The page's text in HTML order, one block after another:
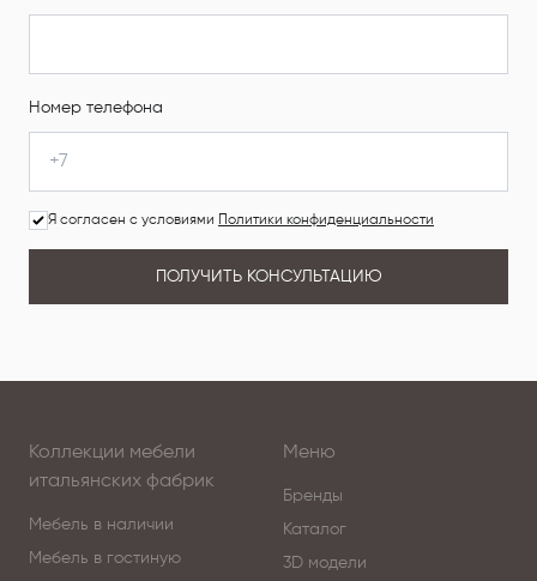
Номер телефона
Я согласен с условиями Политики конфиденциальности
ПОЛУЧИТЬ КОНСУЛЬТАЦИЮ
Коллекции мебели
итальянских фабрик
Мебель в наличии
Мебель в гостиную
Меню
Бренды
Каталог
3D модели